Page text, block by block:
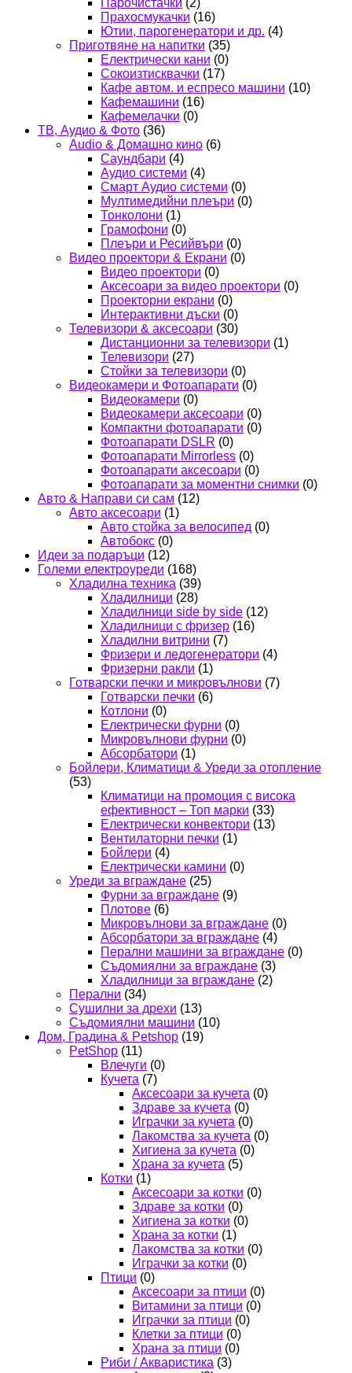
Парочистачки (2)
Прахосмукачки (16)
Ютии, парогенератори и др. (4)
Приготвяне на напитки (35)
Електрически кани (0)
Сокоизтисквачки (17)
Кафе автом. и еспресо машини (10)
Кафемашини (16)
Кафемелачки (0)
ТВ, Аудио & Фото (36)
Audio & Домашно кино (6)
Саундбари (4)
Аудио системи (4)
Смарт Аудио системи (0)
Мултимедийни плеъри (0)
Тонколони (1)
Грамофони (0)
Плеъри и Ресийвъри (0)
Видео проектори & Екрани (0)
Видео проектори (0)
Аксесоари за видео проектори (0)
Проекторни екрани (0)
Интерактивни дъски (0)
Телевизори & аксесоари (30)
Дистанционни за телевизори (1)
Телевизори (27)
Стойки за телевизори (0)
Видеокамери и Фотоапарати (0)
Видеокамери (0)
Видеокамери аксесоари (0)
Компактни фотоапарати (0)
Фотоапарати DSLR (0)
Фотоапарати Mirrorless (0)
Фотоапарати аксесоари (0)
Фотоапарати за моментни снимки (0)
Авто & Направи си сам (12)
Авто аксесоари (1)
Авто стойка за велосипед (0)
Автобокс (0)
Идеи за подаръци (12)
Големи електроуреди (168)
Хладилна техника (39)
Хладилници (28)
Хладилници side by side (12)
Хладилници с фризер (16)
Хладилни витрини (7)
Фризери и ледогенератори (4)
Фризерни ракли (1)
Готварски печки и микровълнови (7)
Готварски печки (6)
Котлони (0)
Електрически фурни (0)
Микровълнови фурни (0)
Абсорбатори (1)
Бойлери, Климатици & Уреди за отопление
(53)
Климатици на промоция с висока
ефективност – Топ марки (33)
Електрически конвектори (13)
Вентилаторни печки (1)
Бойлери (4)
Електрически камини (0)
Уреди за вграждане (25)
Фурни за вграждане (9)
Плотове (6)
Микровълнови за вграждане (0)
Абсорбатори за вграждане (4)
Перални машини за вграждане (0)
Съдомиялни за вграждане (3)
Хладилници за вграждане (2)
Перални (34)
Сушилни за дрехи (13)
Съдомиялни машини (10)
Дом, Градина & Petshop (19)
PetShop (11)
Влечуги (0)
Кучета (7)
Аксесоари за кучета (0)
Здраве за кучета (0)
Играчки за кучета (0)
Лакомства за кучета (0)
Хигиена за кучета (0)
Храна за кучета (5)
Котки (1)
Аксесоари за котки (0)
Здраве за котки (0)
Хигиена за котки (0)
Храна за котки (1)
Лакомства за котки (0)
Играчки за котки (0)
Птици (0)
Аксесоари за птици (0)
Витамини за птици (0)
Играчки за птици (0)
Клетки за птици (0)
Храна за птици (0)
Риби / Акваристика (3)